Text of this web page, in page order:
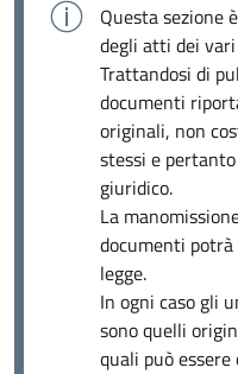
Questa sezione
degli atti dei
Trattandosi di
documenti
originali, non
stessi e
giuridico.
La
documenti potrà
legge.
In ogni caso gli
sono quelli
quali può